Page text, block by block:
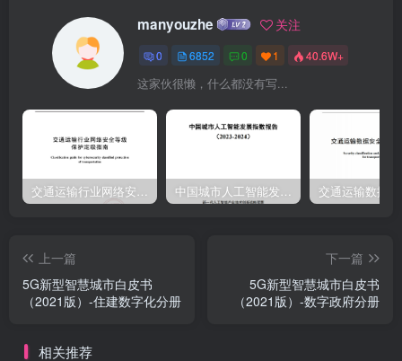
manyouzhe 关注
0 6852 0 1 40.6W+
这家伙很懒，什么都没有写...
上一篇
5G新型智慧城市白皮书
（2021版）-住建数字化分册
下一篇
5G新型智慧城市白皮书
（2021版）-数字政府分册
相关推荐